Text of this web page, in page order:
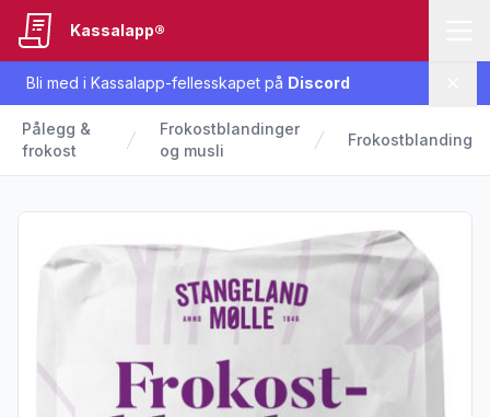
Bli med i Kassalapp-fellesskapet på Discord
Kassalapp®
Pålegg &
frokost
Frokostblandinger
og musli
Frokostblanding